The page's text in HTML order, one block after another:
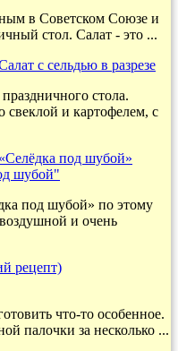
в Советском Союзе и
стол. Салат - это ...
стола.
свеклой и картофелем, с
под шубой»
под шубой» по этому
и очень
рецепт)
что-то особенное.
палочки за несколько ...